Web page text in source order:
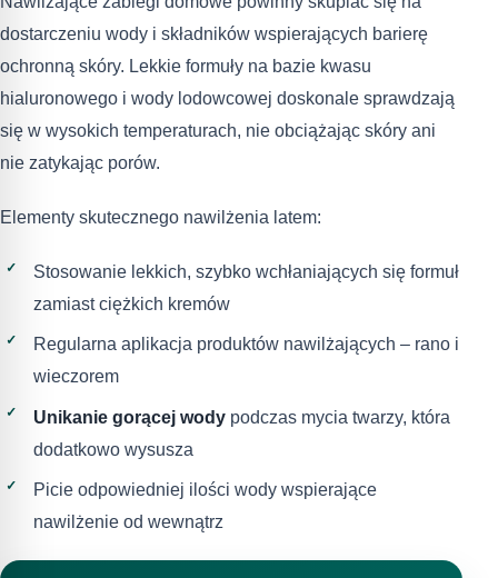
dostarczeniu wody i składników wspierających barierę
ochronną skóry. Lekkie formuły na bazie kwasu
hialuronowego i wody lodowcowej doskonale sprawdzają
się w wysokich temperaturach, nie obciążając skóry ani
nie zatykając porów.
Elementy skutecznego nawilżenia latem:
Stosowanie lekkich, szybko wchłaniających się formuł
zamiast ciężkich kremów
Regularna aplikacja produktów nawilżających – rano i
wieczorem
Unikanie gorącej wody podczas mycia twarzy, która
dodatkowo wysusza
Picie odpowiedniej ilości wody wspierające
nawilżenie od wewnątrz